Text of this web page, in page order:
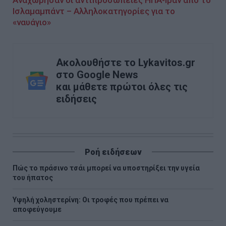
Ισλαμαμπάντ – Αλληλοκατηγορίες για το
«ναυάγιο»
Ακολουθήστε το Lykavitos.gr
στο Google News
και μάθετε πρώτοι όλες τις
ειδήσεις
Ροή ειδήσεων
Πώς το πράσινο τσάι μπορεί να υποστηρίξει την υγεία
του ήπατος
Υψηλή χοληστερίνη: Οι τροφές που πρέπει να
αποφεύγουμε